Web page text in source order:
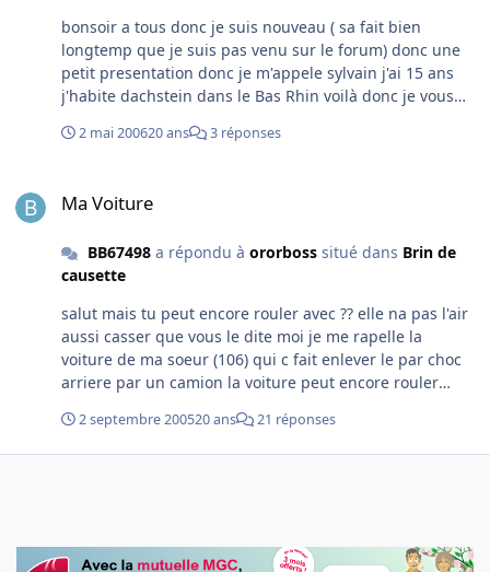
bonsoir a tous donc je suis nouveau ( sa fait bien
longtemp que je suis pas venu sur le forum) donc une
petit presentation donc je m'appele sylvain j'ai 15 ans
j'habite dachstein dans le Bas Rhin voilà donc je vous
tout les angle face profil (les 2 coter) ? c'est pour la
2 mai 200620 ans 3 réponses
Ma Voiture
BB67498a répondu à ororbosssitué dans Brin de
causette
salut mais tu peut encore rouler avec ?? elle na pas l'air
aussi casser que vous le dite moi je me rapelle la
voiture de ma soeur (106) qui c fait enlever le par choc
arriere par un camion la voiture peut encore rouler
le train c moin cher surtout avec l'essence
2 septembre 200520 ans 21 réponses